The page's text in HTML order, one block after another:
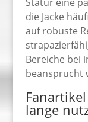
die Jacke
auf robuste
Bereiche bei
beansprucht
lange